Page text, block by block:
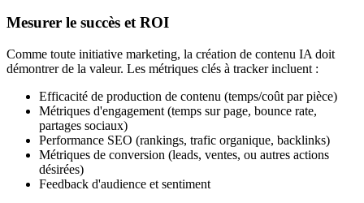
Mesurer le succès et ROI
Comme toute initiative marketing, la création de contenu IA doit
démontrer de la valeur. Les métriques clés à tracker incluent :
Efficacité de production de contenu (temps/coût par pièce)
Métriques d'engagement (temps sur page, bounce rate,
partages sociaux)
Performance SEO (rankings, trafic organique, backlinks)
Métriques de conversion (leads, ventes, ou autres actions
désirées)
Feedback d'audience et sentiment